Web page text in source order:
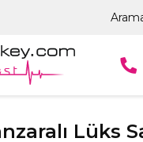
Lüks